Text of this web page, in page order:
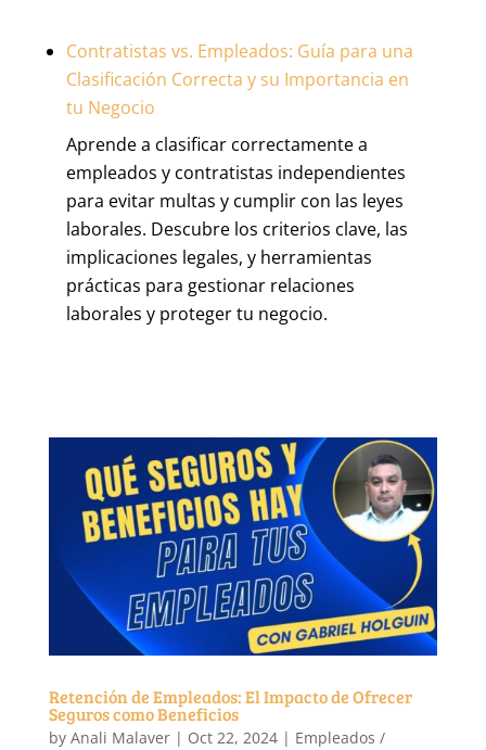
Contratistas vs. Empleados: Guía para una
Clasificación Correcta y su Importancia en
tu Negocio
Aprende a clasificar correctamente a
empleados y contratistas independientes
para evitar multas y cumplir con las leyes
laborales. Descubre los criterios clave, las
implicaciones legales, y herramientas
prácticas para gestionar relaciones
laborales y proteger tu negocio.
Retención de Empleados: El Impacto de Ofrecer
Seguros como Beneficios
by Anali Malaver| Oct 22, 2024| Empleados /